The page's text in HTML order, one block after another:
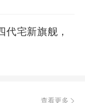
代宅新旗舰，
查看更多